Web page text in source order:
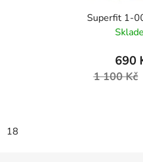
Superfit 1-
690
1 100 Kč
18